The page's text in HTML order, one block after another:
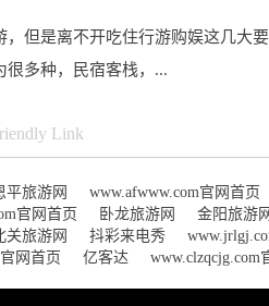
，但是离不开吃住行游购娱这几大
很多种，民宿客栈，...
Link
平旅游网 www.afwww.com官网首页
官网首页
卧龙旅游网 金阳旅游网
关旅游网 抖彩来电秀
网首页
亿客达 www.clzqcjg.com